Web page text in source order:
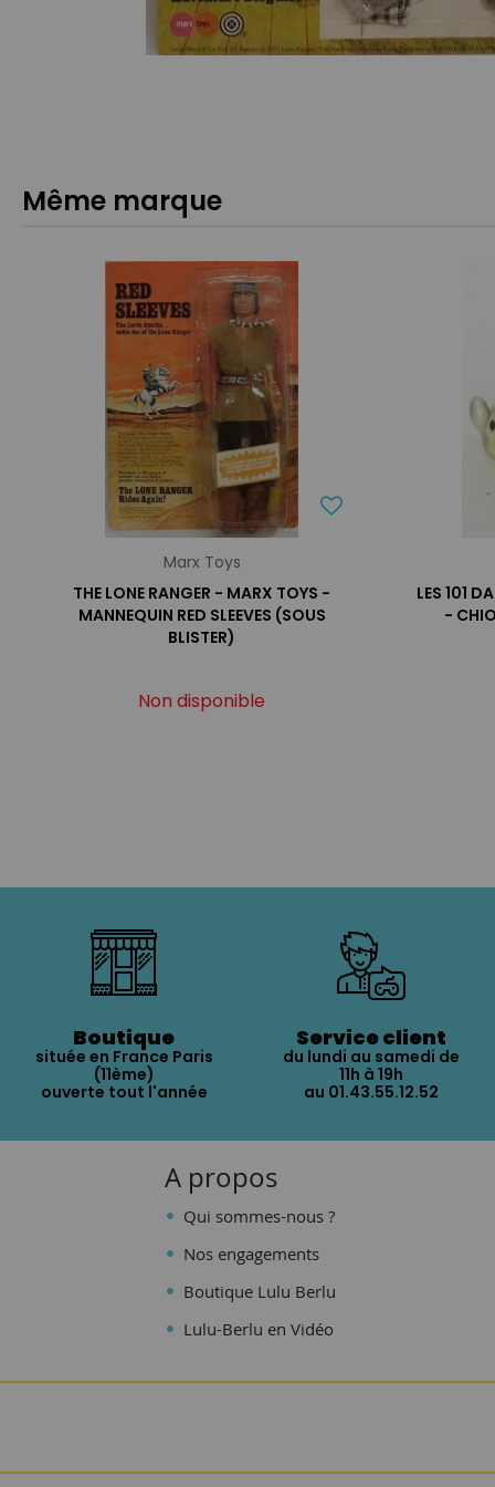
Même marque
Marx Toys
THE LONE RANGER - MARX TOYS -
MANNEQUIN RED SLEEVES (SOUS
BLISTER)
Non disponible
LES 101
-
Boutique
située en France Paris
(11ème)
ouverte tout l'année
Service client
du lundi au samedi de
11h à 19h
au 01.43.55.12.52
A propos
Qui sommes-nous ?
Nos engagements
Boutique Lulu Berlu
Lulu-Berlu en Vidéo